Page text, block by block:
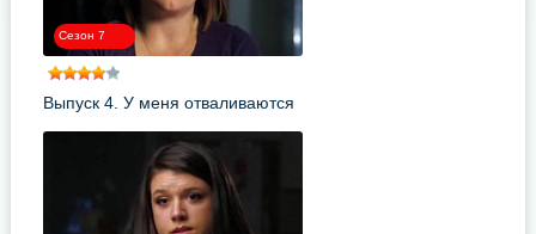
Сезон 7
Выпуск 4. У меня отваливаются